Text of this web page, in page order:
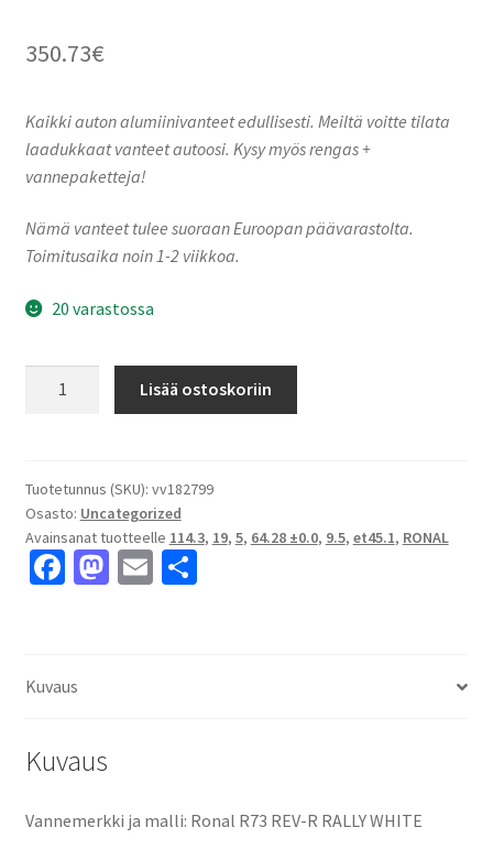
350.73€
Kaikki auton alumiinivanteet edullisesti. Meiltä voitte tilata
laadukkaat vanteet autoosi. Kysy myös rengas +
vannepaketteja!
Nämä vanteet tulee suoraan Euroopan päävarastolta.
Toimitusaika noin 1-2 viikkoa.
20 varastossa
RALLY
WHITE
9.5x19"
5x114.3
määrä
Lisää ostoskoriin
Tuotetunnus (SKU): vv182799
Osasto: Uncategorized
Avainsanat tuotteelle 114.3, 19, 5, 64.28 ±0.0, 9.5, et45.1, RONAL
Fa
o
M E S
Kuvaus
Kuvaus
Vannemerkki ja malli: Ronal R73 REV-R RALLY WHITE